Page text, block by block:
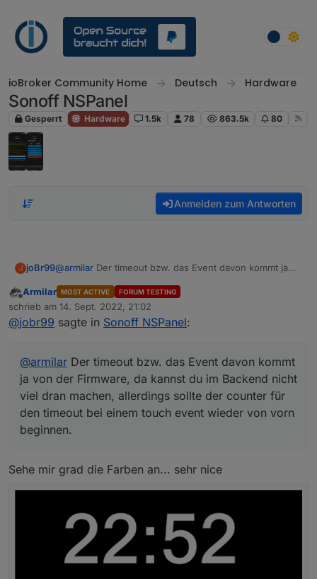
ioBroker Community Home Deutsch Hardware
Sonoff NSPanel
Gesperrt Hardware 1.5k 78 863.5k 80
Anmelden zum Antworten
J joBr99@armilar Der timeout bzw. das Event davon kommt ja
dran machen, allerdings sollte der counter für den
timeout bei einem touch event wieder von vorn
beginnen.
Offline
Armilar MOST ACTIVE FORUM TESTING
schrieb am 14. Sept. 2022, 21:02
zuletzt editiert von
@jobr99 sagte in Sonoff NSPanel:
@armilar Der timeout bzw. das Event davon kommt
ja von der Firmware, da kannst du im Backend nicht
viel dran machen, allerdings sollte der counter für
den timeout bei einem touch event wieder von vorn
beginnen.
Sehe mir grad die Farben an... sehr nice